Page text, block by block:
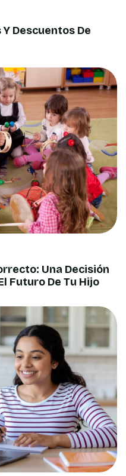
Descuentos De
Una Decisión
Futuro De Tu Hijo